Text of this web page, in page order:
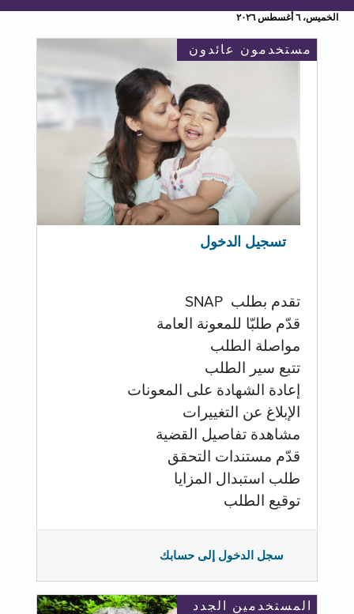
الخميس، ٦ أغسطس ٢٠٢٦
مستخدمون عائدون
تسجيل الدخول
تقدم بطلب SNAP
قدّم طلبّا للمعونة العامة
مواصلة الطلب
تتبع سير الطلب
إعادة الشهادة على المعونات
الإبلاغ عن التغييرات
مشاهدة تفاصيل القضية
قدّم مستندات التحقق
طلب استبدال المزايا
توقيع الطلب
سجل الدخول إلى حسابك
المستخدمين الجدد